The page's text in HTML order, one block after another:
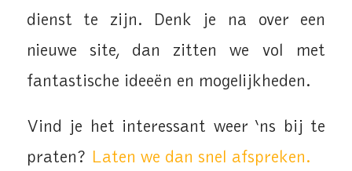
dienst te zijn. Denk je na over een
nieuwe site, dan zitten we vol met
fantastische ideeën en mogelijkheden.
Vind je het interessant weer ‘ns bij te
praten? Laten we dan snel afspreken.